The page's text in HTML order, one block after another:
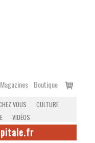
Magazines Boutique
Voir
VOUS
CULTURE
VIDÉOS